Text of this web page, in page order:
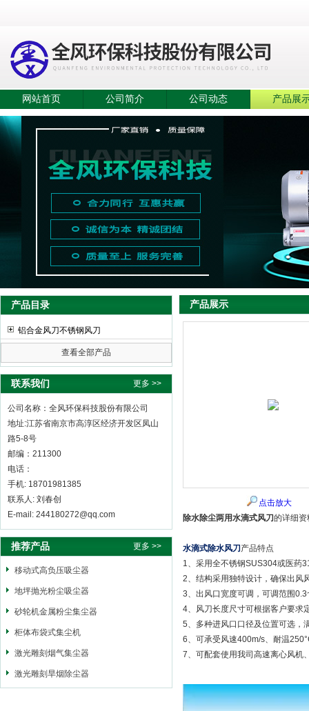
网站首页 公司简介 公司动态 产品展
产品目录
铝合金风刀不锈钢风刀
查看全部产品
联系我们 更多 >>
公司名称：全风环保科技股份有限公司
地址:江苏省南京市高淳区经济开发区凤山
路5-8号
邮编：211300
电话：
手机: 18701981385
联系人: 刘春创
E-mail: 244180272@qq.com
推荐产品 更多 >>
移动式高负压吸尘器
地坪抛光粉尘吸尘器
砂轮机金属粉尘集尘器
柜体布袋式集尘机
激光雕刻烟气集尘器
激光雕刻旱烟除尘器
产品展示
点击放大
除水除尘两用水滴式风刀的详细资
水滴式除水风刀 产品特点
1、采用全不锈钢SUS304或医药
2、结构采用独特设计，确保出风
3、出风口宽度可调，可调范围
4、风刀长度尺寸可根据客户要求
5、多种进风口口径及位置可选，
6、可承受风速400m/s、耐温
7、可配套使用我司高速离心风机